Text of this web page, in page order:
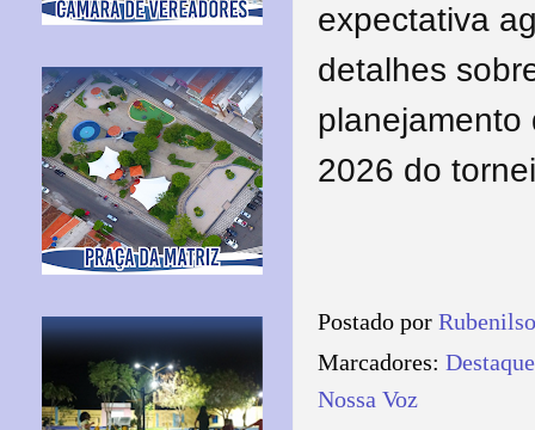
expectativa
detalhes
planejamento
2026 do
Postado por
Marcadores: Destaque
Nossa Voz